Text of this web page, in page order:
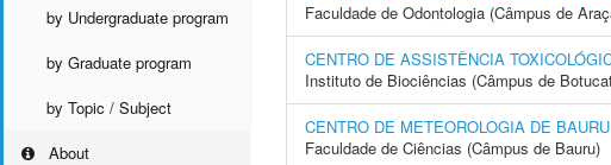
by Undergraduate program
by Graduate program
by Topic / Subject
About
Faculdade de Odontologia (Câmpus de
CENTRO DE ASSISTÊNCIA
Instituto de Biociências (Câmpus de
CENTRO DE METEOROLOGIA DE BAURU
Faculdade de Ciências (Câmpus de Bauru)